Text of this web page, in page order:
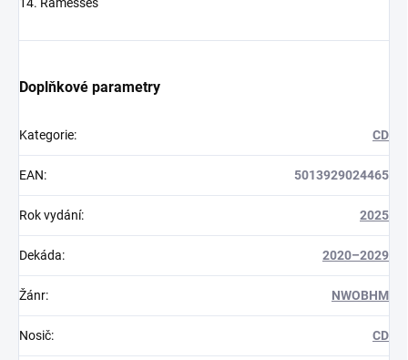
14. Ramesses
Doplňkové parametry
Kategorie: CD
EAN: 5013929024465
Rok vydání: 2025
Dekáda: 2020–2029
Žánr: NWOBHM
Nosič: CD